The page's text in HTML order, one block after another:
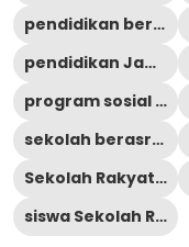
pendidikan berkualitas
pendidikan Jambi
program sosial pemerintah
sekolah berasrama
Sekolah Rakyat Jambi
siswa Sekolah Rakyat